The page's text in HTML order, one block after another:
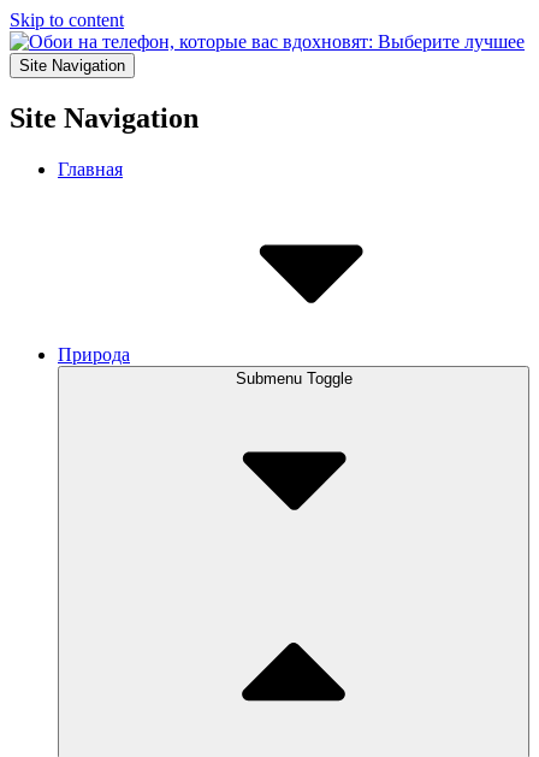
Skip to content
Site Navigation
Site Navigation
Главная
Природа
Submenu Toggle